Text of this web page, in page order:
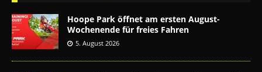
Hoope Park öffnet am ersten August-
Wochenende für freies Fahren
5. August 2026